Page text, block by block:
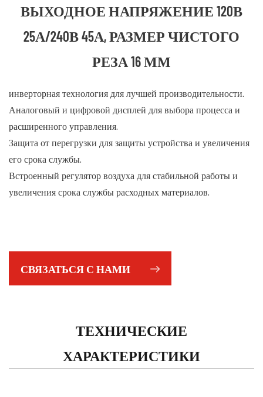
ВЫХОДНОЕ НАПРЯЖЕНИЕ 120В
25А/240В 45А, РАЗМЕР ЧИСТОГО
РЕЗА 16 ММ
инверторная технология для лучшей производительности.
Аналоговый и цифровой дисплей для выбора процесса и
расширенного управления.
Защита от перегрузки для защиты устройства и увеличения
его срока службы.
Встроенный регулятор воздуха для стабильной работы и
увеличения срока службы расходных материалов.
СВЯЗАТЬСЯ С НАМИ
ТЕХНИЧЕСКИЕ
ХАРАКТЕРИСТИКИ